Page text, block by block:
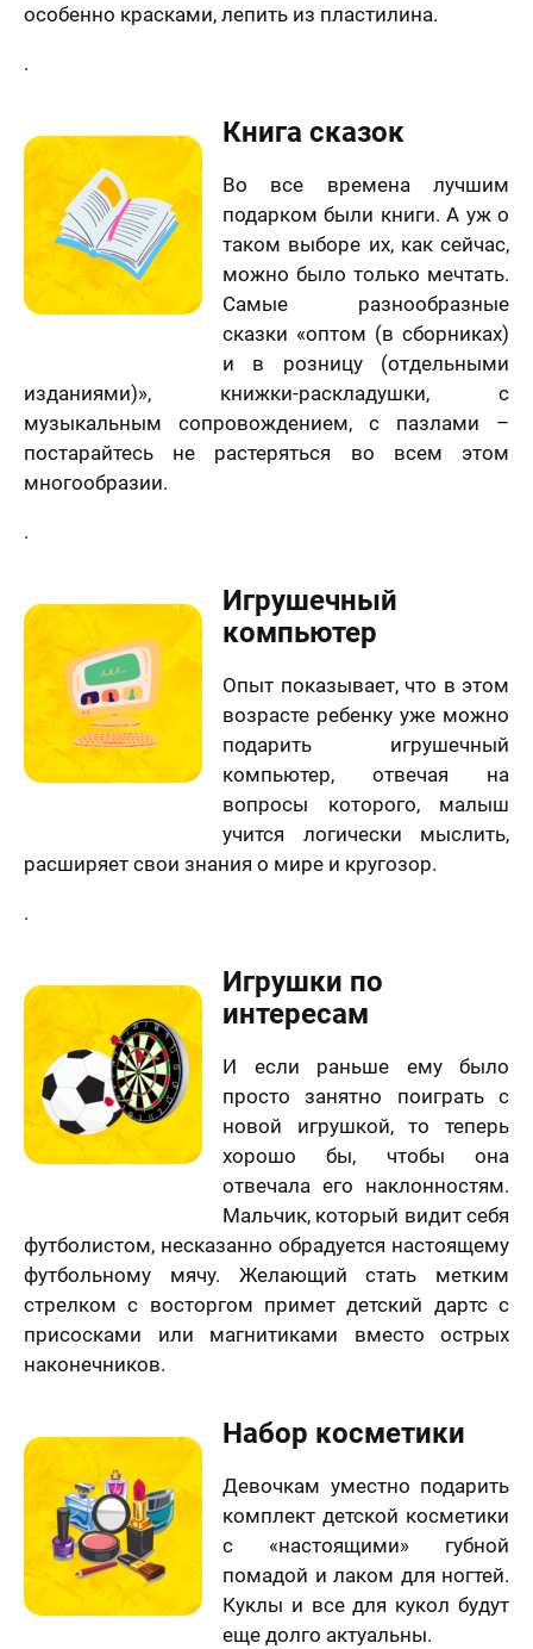
особенно красками, лепить из пластилина.
.
Книга сказок
Во все времена лучшим
подарком были книги. А уж о
таком выборе их, как сейчас,
можно было только мечтать.
Самые разнообразные
сказки «оптом (в сборниках)
и в розницу (отдельными
изданиями)», книжки-раскладушки, с
музыкальным сопровождением, с пазлами –
постарайтесь не растеряться во всем этом
многообразии.
.
Игрушечный
компьютер
Опыт показывает, что в этом
возрасте ребенку уже можно
подарить игрушечный
компьютер, отвечая на
вопросы которого, малыш
учится логически мыслить,
расширяет свои знания о мире и кругозор.
.
Игрушки по
интересам
И если раньше ему было
просто занятно поиграть с
новой игрушкой, то теперь
хорошо бы, чтобы она
отвечала его наклонностям.
Мальчик, который видит себя
футболистом, несказанно обрадуется настоящему
футбольному мячу. Желающий стать метким
стрелком с восторгом примет детский дартс с
присосками или магнитиками вместо острых
наконечников.
Набор косметики
Девочкам уместно подарить
комплект детской косметики
с «настоящими» губной
помадой и лаком для ногтей.
Куклы и все для кукол будут
еще долго актуальны.